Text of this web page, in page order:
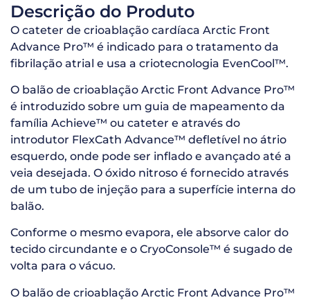
Descrição do Produto
O cateter de crioablação cardíaca Arctic Front
Advance Pro™ é indicado para o tratamento da
fibrilação atrial e usa a criotecnologia EvenCool™.
O balão de crioablação Arctic Front Advance Pro™
é introduzido sobre um guia de mapeamento da
família Achieve™ ou cateter e através do
introdutor FlexCath Advance™ defletível no átrio
esquerdo, onde pode ser inflado e avançado até a
veia desejada. O óxido nitroso é fornecido através
de um tubo de injeção para a superfície interna do
balão.
Conforme o mesmo evapora, ele absorve calor do
tecido circundante e o CryoConsole™ é sugado de
volta para o vácuo.
O balão de crioablação Arctic Front Advance Pro™